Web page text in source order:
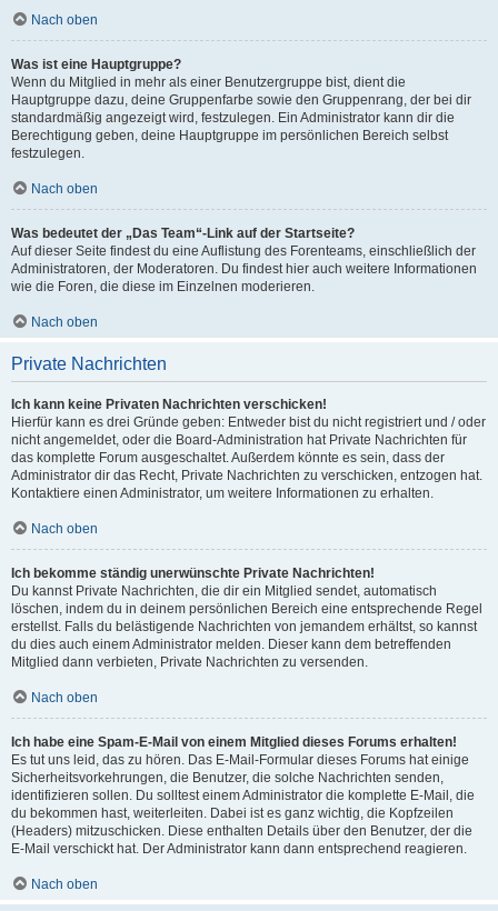
Nach oben
Was ist eine Hauptgruppe?
Wenn du Mitglied in mehr als einer Benutzergruppe bist, dient die
Hauptgruppe dazu, deine Gruppenfarbe sowie den Gruppenrang, der bei dir
standardmäßig angezeigt wird, festzulegen. Ein Administrator kann dir die
Berechtigung geben, deine Hauptgruppe im persönlichen Bereich selbst
festzulegen.
Nach oben
Was bedeutet der „Das Team“-Link auf der Startseite?
Auf dieser Seite findest du eine Auflistung des Forenteams, einschließlich der
Administratoren, der Moderatoren. Du findest hier auch weitere Informationen
wie die Foren, die diese im Einzelnen moderieren.
Nach oben
Private Nachrichten
Ich kann keine Privaten Nachrichten verschicken!
Hierfür kann es drei Gründe geben: Entweder bist du nicht registriert und / oder
nicht angemeldet, oder die Board-Administration hat Private Nachrichten für
das komplette Forum ausgeschaltet. Außerdem könnte es sein, dass der
Administrator dir das Recht, Private Nachrichten zu verschicken, entzogen hat.
Kontaktiere einen Administrator, um weitere Informationen zu erhalten.
Nach oben
Ich bekomme ständig unerwünschte Private Nachrichten!
Du kannst Private Nachrichten, die dir ein Mitglied sendet, automatisch
löschen, indem du in deinem persönlichen Bereich eine entsprechende Regel
erstellst. Falls du belästigende Nachrichten von jemandem erhältst, so kannst
du dies auch einem Administrator melden. Dieser kann dem betreffenden
Mitglied dann verbieten, Private Nachrichten zu versenden.
Nach oben
Ich habe eine Spam-E-Mail von einem Mitglied dieses Forums erhalten!
Es tut uns leid, das zu hören. Das E-Mail-Formular dieses Forums hat einige
Sicherheitsvorkehrungen, die Benutzer, die solche Nachrichten senden,
identifizieren sollen. Du solltest einem Administrator die komplette E-Mail, die
du bekommen hast, weiterleiten. Dabei ist es ganz wichtig, die Kopfzeilen
(Headers) mitzuschicken. Diese enthalten Details über den Benutzer, der die
E-Mail verschickt hat. Der Administrator kann dann entsprechend reagieren.
Nach oben